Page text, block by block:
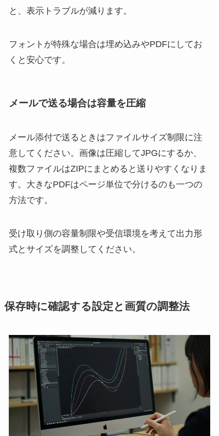
と、表示トラブルが減ります。
フォントが特殊な場合は埋め込みやPDFにしてお
くと安心です。
メールで送る場合は容量を圧縮
メール添付で送るときはファイルサイズ制限に注
意してください。画像は圧縮してJPGにするか、
複数ファイルはZIPにまとめると送りやすくなりま
す。大きなPDFはページ単位で分けるのも一つの
方法です。
受け取り側の容量制限や受信環境を考えて出力形
式とサイズを調整してください。
保存時に確認する設定と画質の調整法